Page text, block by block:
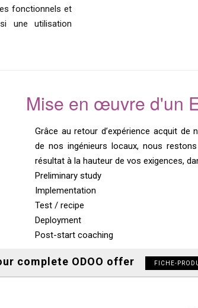
fonctionnels et
une utilisation
Mise en œuvre d'un
Grâce au retour d’expérience acquit de
de nos ingénieurs locaux, nous
résultat à la hauteur de vos exigences,
Preliminary study
Implementation
Test / recipe
Deployment
Post-start coaching
complete ODOO offer FICHE-